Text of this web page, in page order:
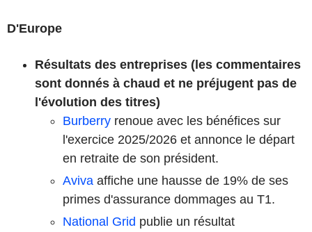
D'Europe
Résultats des entreprises (les commentaires
sont donnés à chaud et ne préjugent pas de
l'évolution des titres)
Burberry renoue avec les bénéfices sur
l'exercice 2025/2026 et annonce le départ
en retraite de son président.
Aviva affiche une hausse de 19% de ses
primes d'assurance dommages au T1.
National Grid publie un résultat